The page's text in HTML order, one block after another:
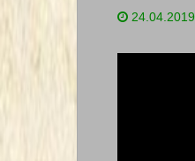
24.04.2019